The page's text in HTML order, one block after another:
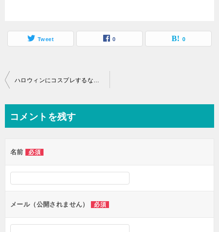
Tweet 0 0
投
ビ
ー
シ
ン
ハロウィンにコスプレするならどんなコスプレがいい？人気キャラもご紹介！
コメントを残す
名前 必須
メール（公開されません） 必須